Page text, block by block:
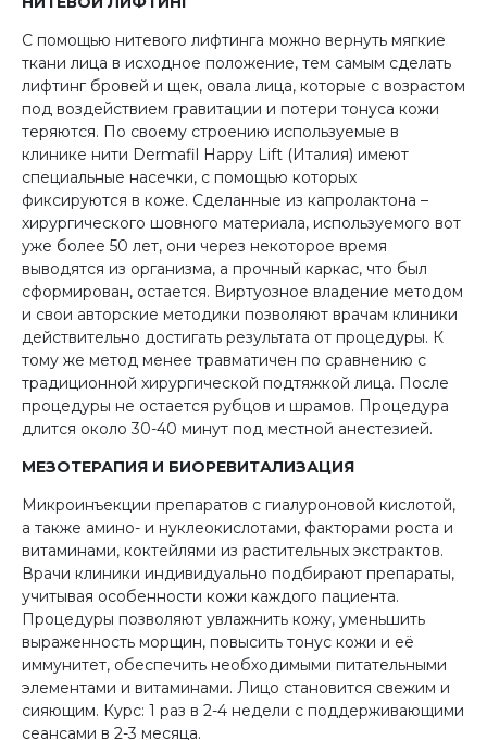
С помощью нитевого лифтинга можно вернуть мягкие
ткани лица в исходное положение, тем самым сделать
лифтинг бровей и щек, овала лица, которые с возрастом
под воздейст­вием гравитации и потери тонуса кожи
теряются. По своему строению используемые в
клинике нити Dermafil Happy Lift (Италия) имеют
специальные насечки, с помощью которых
фиксируются в коже. Сделанные из капролактона –
хирургического шовного материала, используемого вот
уже более 50 лет, они через некоторое время
выводятся из организма, а прочный каркас, что был
сформирован, остается. Виртуозное владение методом
и свои авторские методики позволяют врачам клиники
действительно достигать результата от процедуры. К
тому же метод менее травматичен по сравнению с
традиционной хирургической подтяжкой лица. После
процедуры не остается рубцов и шрамов. Процедура
длится около 30-40 минут под местной анестезией.
МЕЗОТЕРАПИЯ И БИОРЕВИТАЛИЗАЦИЯ
Микроинъекции препаратов с гиалуроновой кислотой,
а также амино- и нуклеокислотами, факторами роста и
витаминами, коктейлями из растительных экстрактов.
Врачи клиники индивидуально подбирают препараты,
учитывая особенности кожи каждого пациента.
Процедуры позволяют увлажнить кожу, уменьшить
выраженность морщин, повысить тонус кожи и её
иммунитет, обеспечить необходимыми питательными
элементами и витаминами. Лицо становится свежим и
сияющим. Курс: 1 раз в 2-4 недели с поддерживающими
сеансами в 2-3 месяца.